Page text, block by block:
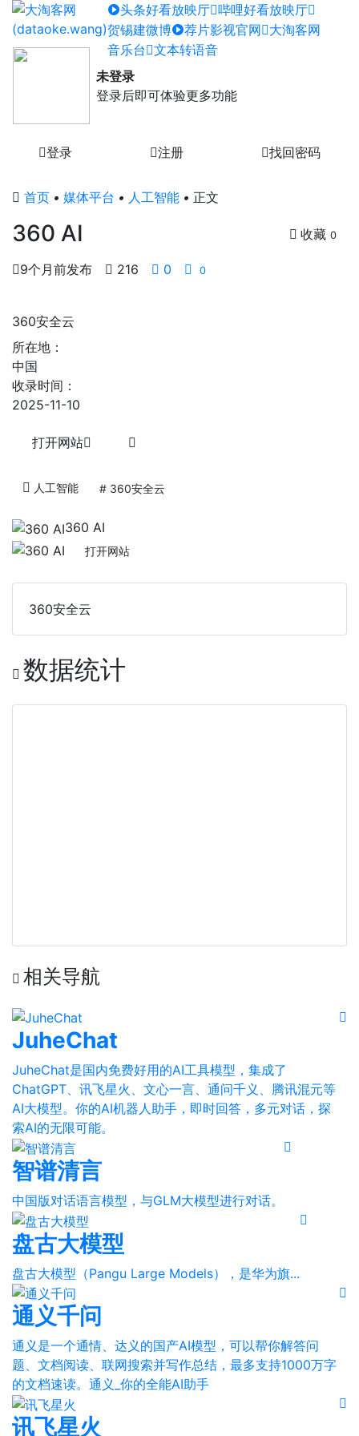
头条好看放映厅 哔哩好看放映厅
贺锡建微博
荐片影视官网 大淘客网
音乐台 文本转语音
未登录
登录后即可体验更多功能
登录 注册 找回密码
首页 • 媒体平台 • 人工智能 • 正文
360 AI
9个月前发布 216 0 0
收藏 0
360安全云
所在地：
中国
收录时间：
2025-11-10
打开网站
人工智能 # 360安全云
360 AI
打开网站
360安全云
数据统计
相关导航
JuheChat
JuheChat是国内免费好用的AI工具模型，集成了
ChatGPT、讯飞星火、文心一言、通问千义、腾讯混元等
AI大模型。你的AI机器人助手，即时回答，多元对话，探
索AI的无限可能。
智谱清言
中国版对话语言模型，与GLM大模型进行对话。
盘古大模型
盘古大模型（Pangu Large Models），是华为旗...
通义千问
通义是一个通情、达义的国产AI模型，可以帮你解答问
题、文档阅读、联网搜索并写作总结，最多支持1000万字
的文档速读。通义_你的全能AI助手
讯飞星火